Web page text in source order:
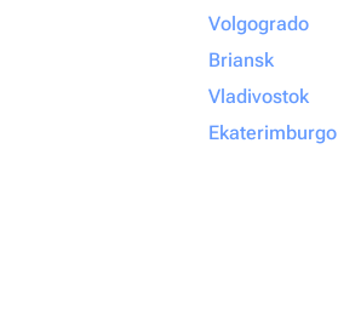
Volgogrado
Briansk
Vladivostok
Ekaterimburgo